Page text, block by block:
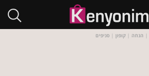
| הנחה | קופון | סניפים